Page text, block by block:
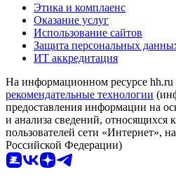
Этика и комплаенс
Оказание услуг
Использование сайтов
Защита персональных
ИТ аккредитация
На информационном ресурсе hh.ru
рекомендательные технологии
предоставления информации на
и анализа сведений, относящихся
пользователей сети «Интернет»,
Российской Федерации)